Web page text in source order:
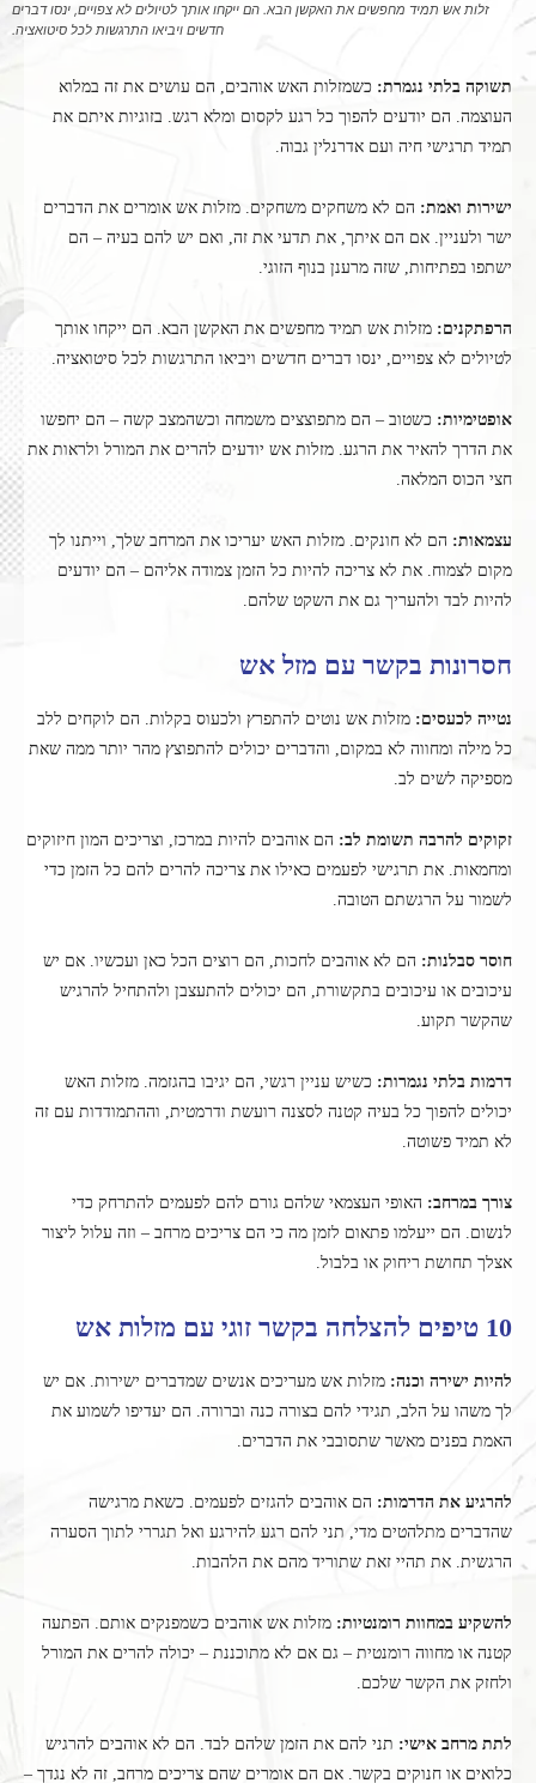
זלות אש תמיד מחפשים את האקשן הבא. הם ייקחו אותך לטיולים לא צפויים, ינסו דברים
חדשים ויביאו התרגשות לכל סיטואציה.
תשוקה בלתי נגמרת: כשמזלות האש אוהבים, הם עושים את זה במלוא
העוצמה. הם יודעים להפוך כל רגע לקסום ומלא רגש. בזוגיות איתם את
תמיד תרגישי חיה ועם אדרנלין גבוה.
ישירות ואמת: הם לא משחקים משחקים. מזלות אש אומרים את הדברים
ישר ולעניין. אם הם איתך, את תדעי את זה, ואם יש להם בעיה – הם
ישתפו בפתיחות, שזה מרענן בנוף הזוגי.
הרפתקנים: מזלות אש תמיד מחפשים את האקשן הבא. הם ייקחו אותך
לטיולים לא צפויים, ינסו דברים חדשים ויביאו התרגשות לכל סיטואציה.
אופטימיות: כשטוב – הם מתפוצצים משמחה וכשהמצב קשה – הם יחפשו
את הדרך להאיר את הרגע. מזלות אש יודעים להרים את המורל ולראות את
חצי הכוס המלאה.
עצמאות: הם לא חונקים. מזלות האש יעריכו את המרחב שלך, וייתנו לך
מקום לצמוח. את לא צריכה להיות כל הזמן צמודה אליהם – הם יודעים
להיות לבד ולהעריך גם את השקט שלהם.
חסרונות בקשר עם מזל אש
נטייה לכעסים: מזלות אש נוטים להתפרץ ולכעוס בקלות. הם לוקחים ללב
כל מילה ומחווה לא במקום, והדברים יכולים להתפוצץ מהר יותר ממה שאת
מספיקה לשים לב.
זקוקים להרבה תשומת לב: הם אוהבים להיות במרכז, וצריכים המון חיזוקים
ומחמאות. את תרגישי לפעמים כאילו את צריכה להרים להם כל הזמן כדי
לשמור על הרגשתם הטובה.
חוסר סבלנות: הם לא אוהבים לחכות, הם רוצים הכל כאן ועכשיו. אם יש
עיכובים או עיכובים בתקשורת, הם יכולים להתעצבן ולהתחיל להרגיש
שהקשר תקוע.
דרמות בלתי נגמרות: כשיש עניין רגשי, הם יגיבו בהגזמה. מזלות האש
יכולים להפוך כל בעיה קטנה לסצנה רועשת ודרמטית, וההתמודדות עם זה
לא תמיד פשוטה.
צורך במרחב: האופי העצמאי שלהם גורם להם לפעמים להתרחק כדי
לנשום. הם ייעלמו פתאום לזמן מה כי הם צריכים מרחב – וזה עלול ליצור
אצלך תחושת ריחוק או בלבול.
10 טיפים להצלחה בקשר זוגי עם מזלות אש
להיות ישירה וכנה: מזלות אש מעריכים אנשים שמדברים ישירות. אם יש
לך משהו על הלב, תגידי להם בצורה כנה וברורה. הם יעדיפו לשמוע את
האמת בפנים מאשר שתסובבי את הדברים.
להרגיע את הדרמות: הם אוהבים להגזים לפעמים. כשאת מרגישה
שהדברים מתלהטים מדי, תני להם רגע להירגע ואל תגררי לתוך הסערה
הרגשית. את תהיי זאת שתוריד מהם את הלהבות.
להשקיע במחוות רומנטיות: מזלות אש אוהבים כשמפנקים אותם. הפתעה
קטנה או מחווה רומנטית – גם אם לא מתוכננת – יכולה להרים את המורל
ולחזק את הקשר שלכם.
לתת מרחב אישי: תני להם את הזמן שלהם לבד. הם לא אוהבים להרגיש
כלואים או חנוקים בקשר. אם הם אומרים שהם צריכים מרחב, זה לא נגדך –